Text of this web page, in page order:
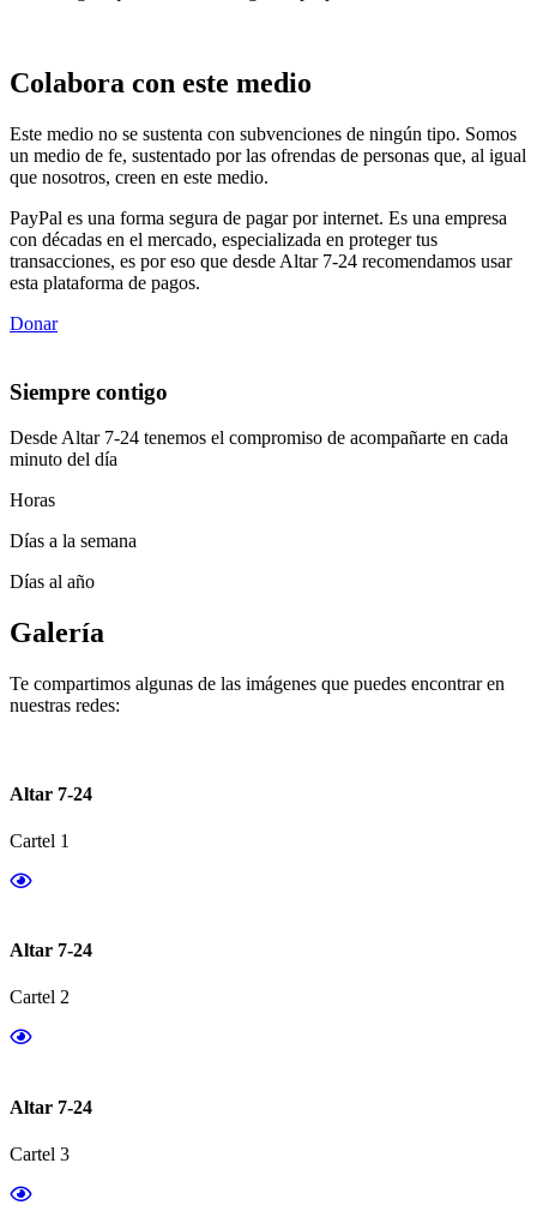
Colabora con este medio
Este medio no se sustenta con subvenciones de ningún tipo. Somos
un medio de fe, sustentado por las ofrendas de personas que, al igual
que nosotros, creen en este medio.
PayPal es una forma segura de pagar por internet. Es una empresa
con décadas en el mercado, especializada en proteger tus
transacciones, es por eso que desde Altar 7-24 recomendamos usar
esta plataforma de pagos.
Donar
Siempre contigo
Desde Altar 7-24 tenemos el compromiso de acompañarte en cada
minuto del día
Horas
Días a la semana
Días al año
Galería
Te compartimos algunas de las imágenes que puedes encontrar en
nuestras redes:
Altar 7-24
Cartel 1
Altar 7-24
Cartel 2
Altar 7-24
Cartel 3